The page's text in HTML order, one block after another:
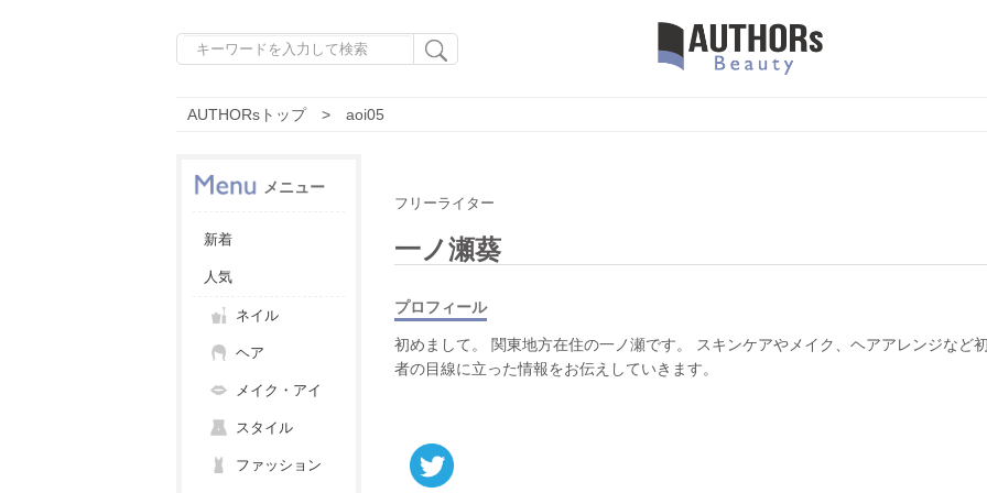
AUTHORsトップ aoi05
メニュー
新着
人気
ネイル
ヘア
メイク・アイ
スタイル
ファッション
フリーライター
一ノ瀬葵
プロフィール
初めまして。 関東地方在住の一ノ瀬です。 スキンケアやメイク、ヘアアレンジなど
者の目線に立った情報をお伝えしていきます。